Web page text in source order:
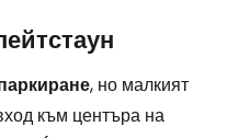
, но малкият
към центъра на